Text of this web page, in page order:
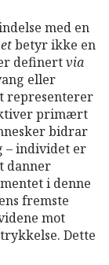
med en
betyr ikke en
definertvia
eller
representerer
primært
bidrar
individet er
danner
i denne
fremste
mot
Dette